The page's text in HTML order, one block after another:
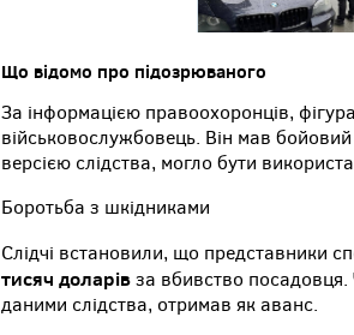
Що відомо про підозрюваного
За інформацією правоохоронців,
військовослужбовець. Він мав
версією слідства, могло бути
Боротьба з шкідниками
Слідчі встановили, що представники
тисяч доларівза вбивство
даними слідства, отримав як аванс.